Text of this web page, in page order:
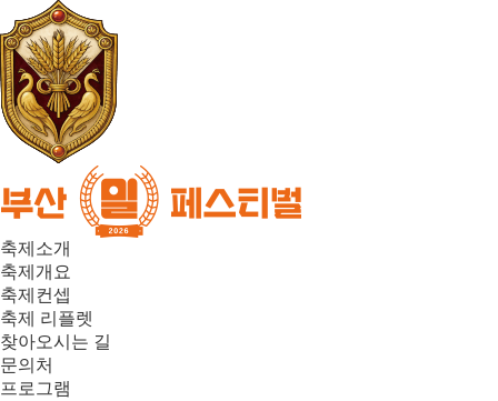
축제소개
축제개요
축제컨셉
축제 리플렛
찾아오시는 길
문의처
프로그램